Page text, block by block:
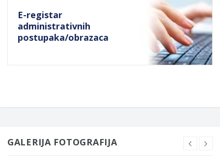
E-registar
administrativnih
postupaka/obrazaca
GALERIJA FOTOGRAFIJA